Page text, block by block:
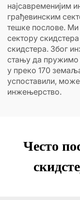
најсавременијим
грађевинским
тешке послове.
сектору
скидстера. Због
стању да пружимо
у преко 170
успоставили,
инжењерство.
Често